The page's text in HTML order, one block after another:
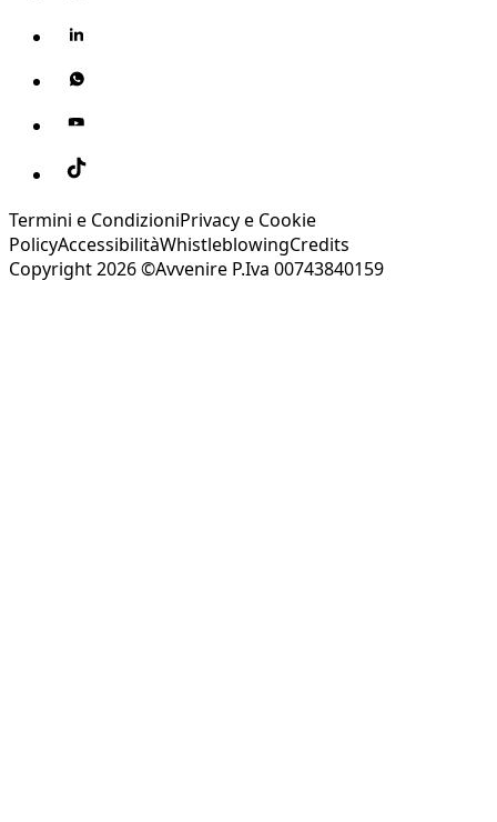
Termini e CondizioniPrivacy e Cookie
PolicyAccessibilitàWhistleblowingCredits
Copyright 2026 ©Avvenire P.Iva 00743840159